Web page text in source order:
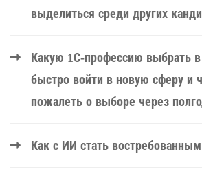
выделиться среди других
Какую 1С-профессию выбрать
быстро войти в новую сферу и
пожалеть о выборе через
Как с ИИ стать